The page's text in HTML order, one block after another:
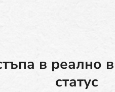
в реално
статус